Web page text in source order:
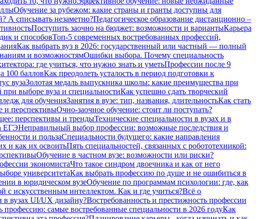
Обучение за рубежом: какие страны и гранты доступны для
А списывать незаметно?Педагогическое образование дистанционно –
Поступить заочно на бюджет: возможности и вариантыКарьера
и способовТоп-5 современных востребованных профессий,
Как выбрать вуз в 2026: государственный или частный — полный
и возможностямОшибки выбора. Почему специальность
где учиться, что нужно знать и уметьПрофессии после 9
100 балловКак преодолеть усталость в период подготовки к
вузаЗолотая медаль выпускника школы: какие преимущества при
выборе вуза и специальностиКак успешно сдать творческий
для обученияЗанятия в вузе: тип, названия, длительностьКак стать
и перспективыОчно-заочное обучение: стоит ли поступать?
перспективы и трендыТехнические специальности в вузах и в
ЕГЭНеправильный выбор профессии: возможные последствия и
и пользаСпециальности будущего: какие направления
и как их освоитьПять специальностей, связанных с робототехникой:
Обучение в частном вузе: возможности или риски?
экономистаЧто такое синдром двоечника и как от него
университетаКак выбрать профессию по душе и не ошибиться в
в юридическом вузеОбучение по программам психологии: где, как
с искусственным интеллектом. Как и где учиться?Всё о
в вузах UI/UX дизайну?Востребованность и престижность профессии
профессию: самые востребованные специальности в 2026 годуКак